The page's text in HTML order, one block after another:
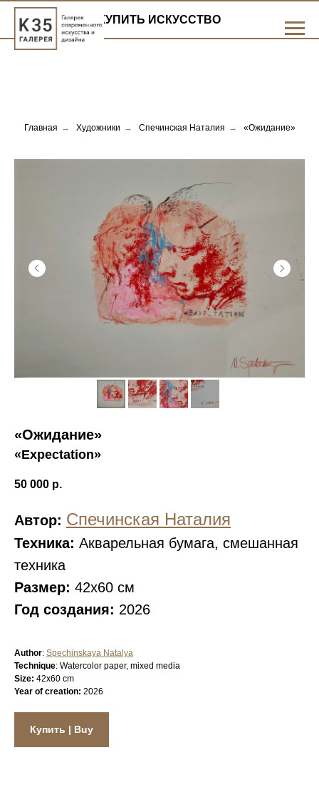
КУПИТЬ ИСКУССТВО
Главная → Художники → Спечинская Наталия → «Ожидание»
«Ожидание»
«Expectation»
50 000 р.
Автор: Спечинская Наталия
Техника: Акварельная бумага, смешанная
техника
Размер: 42x60 см
Год создания: 2026
Author: Spechinskaya Natalya
Technique: Watercolor paper, mixed media
Size: 42x60 cm
Year of creation: 2026
Купить | Buy